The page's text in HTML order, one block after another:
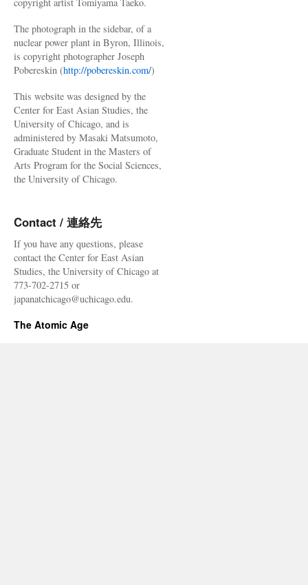
The photograph in the sidebar, of a
nuclear power plant in Byron, Illinois,
is copyright photographer Joseph
Pobereskin (http://pobereskin.com/)
This website was designed by the
Center for East Asian Studies, the
University of Chicago, and is
administered by Masaki Matsumoto,
Graduate Student in the Masters of
Arts Program for the Social Sciences,
the University of Chicago.
Contact / 連絡先
If you have any questions, please
contact the Center for East Asian
Studies, the University of Chicago at
773-702-2715 or
japanatchicago@uchicago.edu.
The Atomic Age